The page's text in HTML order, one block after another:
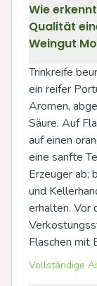
Wie
Qualität
Weingut
Trinkreife
ein reifer
Aromen,
Säure. Auf
auf einen
eine sanfte
Erzeuger ab;
und
erhalten. Vor
Flaschen mit
Vollständige